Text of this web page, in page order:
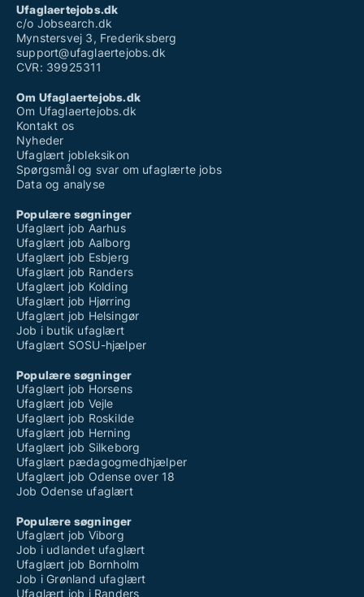
Ufaglaertejobs.dk
c/o Jobsearch.dk
Mynstersvej 3, Frederiksberg
support@ufaglaertejobs.dk
CVR: 39925311
Om Ufaglaertejobs.dk
Om Ufaglaertejobs.dk
Kontakt os
Nyheder
Ufaglært jobleksikon
Spørgsmål og svar om ufaglærte jobs
Data og analyse
Populære søgninger
Ufaglært job Aarhus
Ufaglært job Aalborg
Ufaglært job Esbjerg
Ufaglært job Randers
Ufaglært job Kolding
Ufaglært job Hjørring
Ufaglært job Helsingør
Job i butik ufaglært
Ufaglært SOSU-hjælper
Populære søgninger
Ufaglært job Horsens
Ufaglært job Vejle
Ufaglært job Roskilde
Ufaglært job Herning
Ufaglært job Silkeborg
Ufaglært pædagogmedhjælper
Ufaglært job Odense over 18
Job Odense ufaglært
Populære søgninger
Ufaglært job Viborg
Job i udlandet ufaglært
Ufaglært job Bornholm
Job i Grønland ufaglært
Ufaglært job i Randers